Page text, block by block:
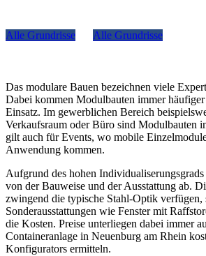
Alle Grundrisse Alle Grundrisse
Das modulare Bauen bezeichnen viele
Dabei kommen Modulbauten immer
Einsatz. Im gewerblichen Bereich
Verkaufsraum oder Büro sind Modulbauten
gilt auch für Events, wo mobile
Anwendung kommen.
Aufgrund des hohen
von der Bauweise und der Ausstattung ab.
zwingend die typische Stahl-Optik verfügen,
Sonderausstattungen wie Fenster mit
die Kosten. Preise unterliegen dabei immer
Containeranlage in Neuenburg am Rhein
Konfigurators ermitteln.